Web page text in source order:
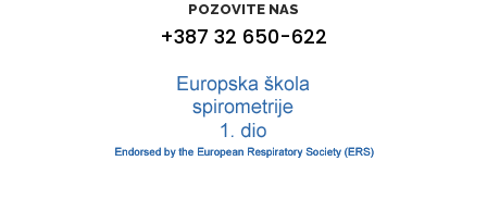
POZOVITE NAS
+387 32 650-622